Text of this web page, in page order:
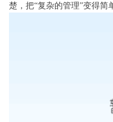
楚，把“复杂的管理”变得简